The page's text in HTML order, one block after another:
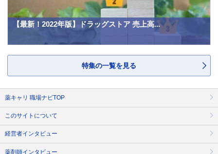
【最新！2022年版】ドラッグストア 売上高...
特集の一覧を見る
薬キャリ 職場ナビTOP
このサイトについて
経営者インタビュー
薬剤師インタビュー